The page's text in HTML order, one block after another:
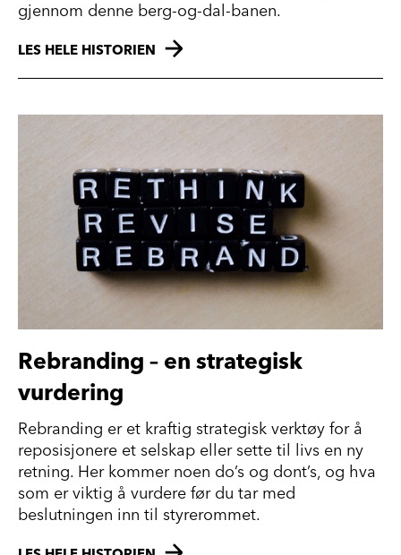
gjennom denne berg-og-dal-banen.
LES HELE HISTORIEN
Rebranding – en strategisk
vurdering
Rebranding er et kraftig strategisk verktøy for å
reposisjonere et selskap eller sette til livs en ny
retning. Her kommer noen do’s og dont’s, og hva
som er viktig å vurdere før du tar med
beslutningen inn til styrerommet.